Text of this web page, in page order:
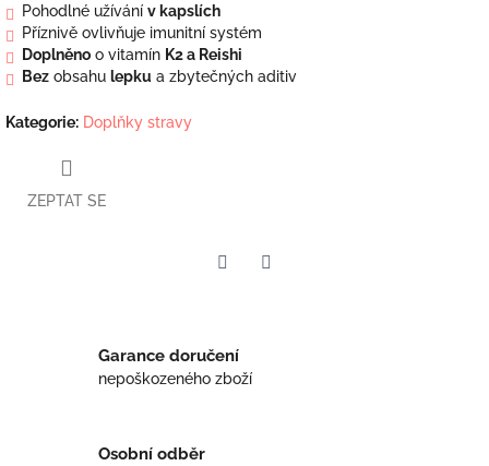
Pohodlné užívání v kapslích
Příznivě ovlivňuje imunitní systém
Doplněno o vitamín K2 a Reishi
Bez obsahu lepku a zbytečných aditiv
Kategorie: Doplňky stravy
ZEPTAT SE
Garance doručení
nepoškozeného zboží
Osobní odběr